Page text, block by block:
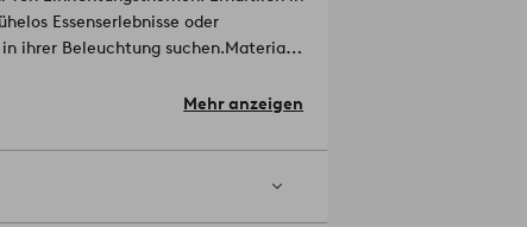
Essenserlebnisse oder
ihrer Beleuchtung suchen.Material
Mehr anzeigen